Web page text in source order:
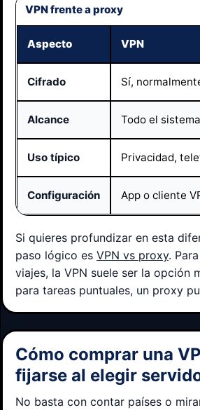
VPN frente a proxy
Aspecto VPN
Cifrado Sí,
Alcance Todo el
Uso típico Privacidad,
Configuración App o cliente
Si quieres profundizar en esta
paso lógico es VPN vs proxy.
viajes, la VPN suele ser la opción
para tareas puntuales, un proxy
Cómo comprar una
fijarse al elegir
No basta con contar países o